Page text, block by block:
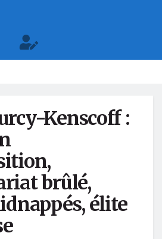
Kenscoff :
brûlé,
élite